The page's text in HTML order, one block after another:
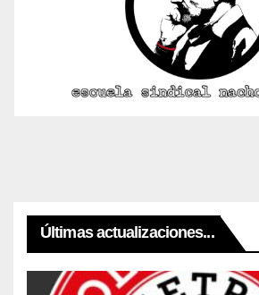
Últimas actualizaciones...